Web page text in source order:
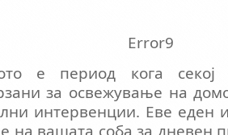
Error9
е период кога
за освежување на
интервенции. Еве еден